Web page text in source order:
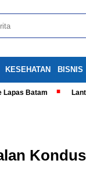
KESEHATAN BISNIS
Lapas Batam